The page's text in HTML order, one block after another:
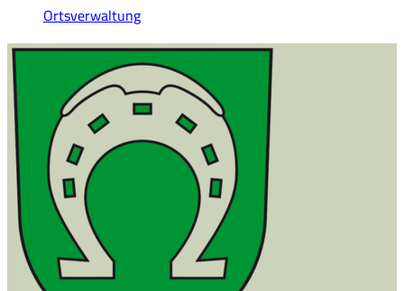
Ortsverwaltung